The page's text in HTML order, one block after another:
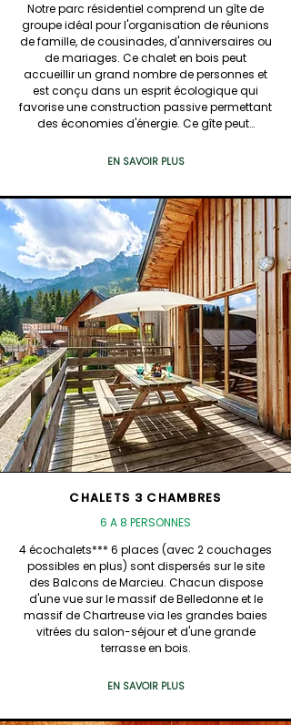
Notre parc résidentiel comprend un gîte de
groupe idéal pour l'organisation de réunions
de famille, de cousinades, d'anniversaires ou
de mariages. Ce chalet en bois peut
accueillir un grand nombre de personnes et
est conçu dans un esprit écologique qui
favorise une construction passive permettant
des économies d'énergie. Ce gîte peut…
EN SAVOIR PLUS
CHALETS 3 CHAMBRES
6 A 8 PERSONNES
4 écochalets*** 6 places (avec 2 couchages
possibles en plus) sont dispersés sur le site
des Balcons de Marcieu. Chacun dispose
d'une vue sur le massif de Belledonne et le
massif de Chartreuse via les grandes baies
vitrées du salon-séjour et d'une grande
terrasse en bois.
EN SAVOIR PLUS